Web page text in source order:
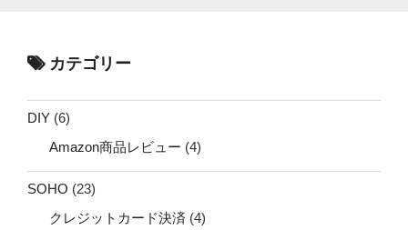
カテゴリー
DIY (6)
Amazon商品レビュー (4)
SOHO (23)
クレジットカード決済 (4)